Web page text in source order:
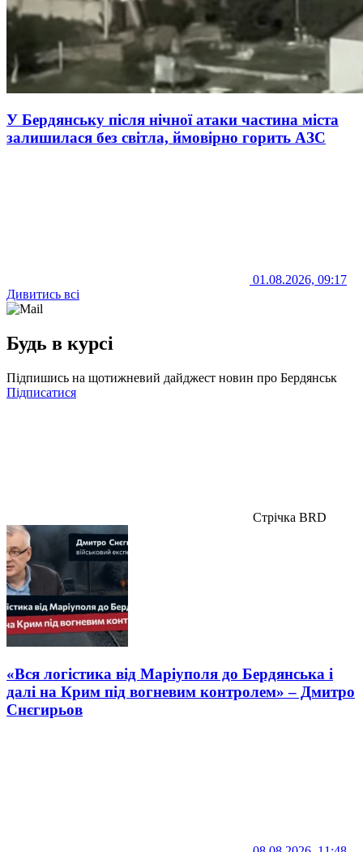
У Бердянську після нічної атаки частина міста
залишилася без світла, ймовірно горить АЗС
01.08.2026, 09:17
Дивитись всі
Будь в курсі
Підпишись на щотижневий дайджест новин про Бердянськ
Підписатися
Стрічка BRD
«Вся логістика від Маріуполя до Бердянська і
далі на Крим під вогневим контролем» – Дмитро
Снєгирьов